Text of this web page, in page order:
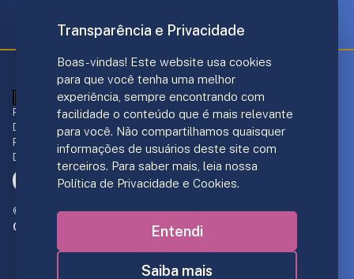
ANS - nº 421707
Responsável técnico Plano de Saúde:
Dr. André Luis Gomes - CRM/SP 139.237
Responsável Norden Hospital:
Dr. João F. DiGiacomo - CRM/SP 151.206
© 2019-2026 Personal Care Operadora de Saúde S/A.
Criação de sites
Transparência e Privacidade
Boas-vindas! Este website usa cookies
para que você tenha uma melhor
experiência, sempre encontrando com
facilidade o conteúdo que é mais relevante
para você. Não compartilhamos quaisquer
informações de usuários deste site com
terceiros. Para saber mais, leia nossa
Política de Privacidade e Cookies.
Entendi
Saiba mais